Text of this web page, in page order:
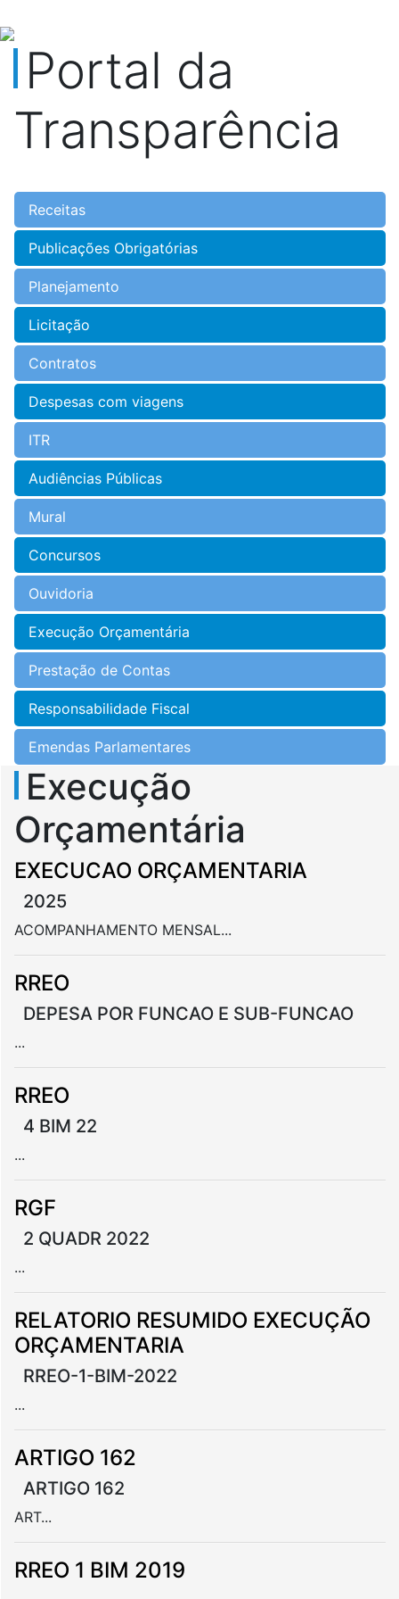
Portal da
Transparência
Receitas
Publicações Obrigatórias
Planejamento
Licitação
Contratos
Despesas com viagens
ITR
Audiências Públicas
Mural
Concursos
Ouvidoria
Execução Orçamentária
Prestação de Contas
Responsabilidade Fiscal
Emendas Parlamentares
Execução
Orçamentária
EXECUCAO ORÇAMENTARIA
2025
ACOMPANHAMENTO MENSAL...
RREO
DEPESA POR FUNCAO E SUB-FUNCAO
...
RREO
4 BIM 22
...
RGF
2 QUADR 2022
...
RELATORIO RESUMIDO EXECUÇÃO
ORÇAMENTARIA
RREO-1-BIM-2022
...
ARTIGO 162
ARTIGO 162
ART...
RREO 1 BIM 2019